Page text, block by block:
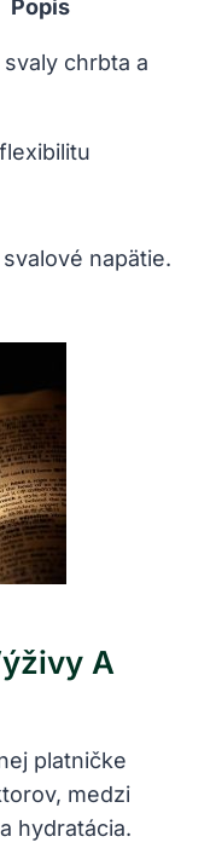
Popis
⁣chrbta⁣ a
napätie.
A
​platničke
medzi⁣
hydratácia.